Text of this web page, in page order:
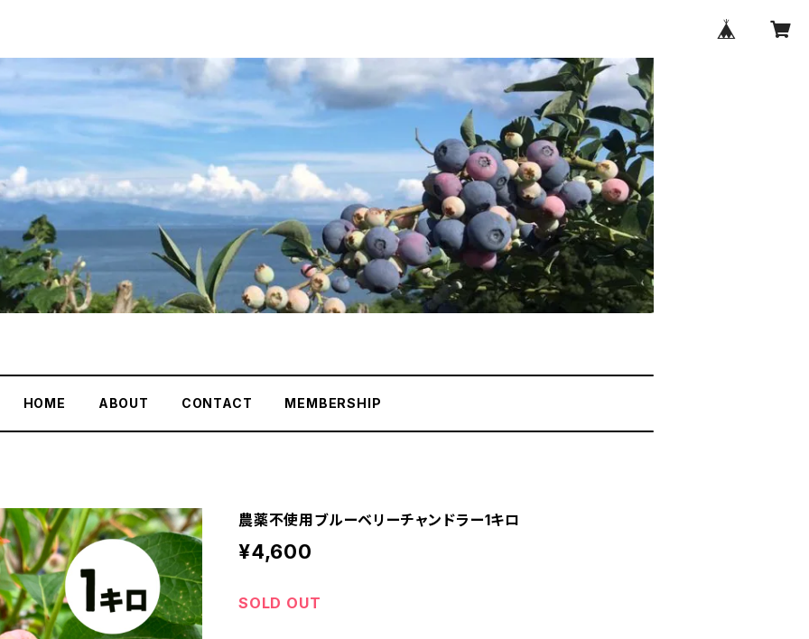
HOME ABOUT CONTACT MEMBERSHIP
農薬不使用ブルーベリーチャンドラー1キロ
¥4,600
SOLD OUT